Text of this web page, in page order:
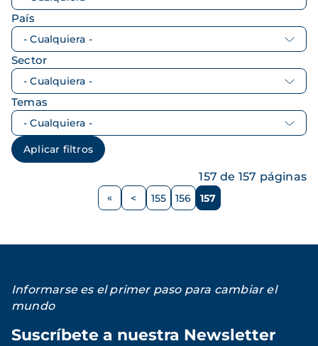
País
Sector
Temas
Página
< Página
155 Página
156 Página
157
157 de 157 páginas
Informarse es el primer paso para cambiar el
mundo
Suscríbete a nuestra Newsletter